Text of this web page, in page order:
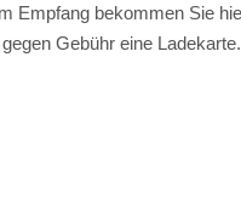
Empfang bekommen Sie
Gebühr eine Ladekarte.